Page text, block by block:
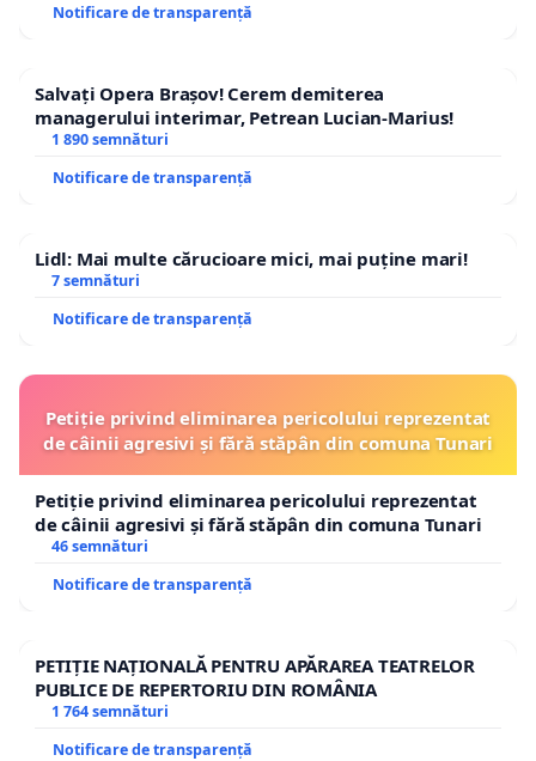
Notificare de transparență
Salvați Opera Brașov! Cerem demiterea
managerului interimar, Petrean Lucian-Marius!
1 890 semnături
Notificare de transparență
Lidl: Mai multe cărucioare mici, mai puține mari!
7 semnături
Notificare de transparență
Petiție privind eliminarea pericolului reprezentat
de câinii agresivi și fără stăpân din comuna Tunari
Petiție privind eliminarea pericolului reprezentat
de câinii agresivi și fără stăpân din comuna Tunari
46 semnături
Notificare de transparență
PETIȚIE NAȚIONALĂ PENTRU APĂRAREA TEATRELOR
PUBLICE DE REPERTORIU DIN ROMÂNIA
1 764 semnături
Notificare de transparență